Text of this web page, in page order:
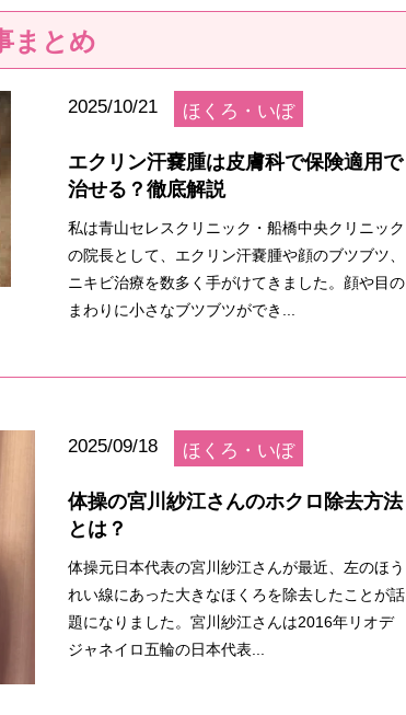
まとめ
2025/10/21 ほくろ・いぼ
エクリン汗嚢腫は皮膚科で保険適用で
治せる？徹底解説
私は青山セレスクリニック・船橋中央クリニック
の院長として、エクリン汗嚢腫や顔のブツブツ、
ニキビ治療を数多く手がけてきました。顔や目の
まわりに小さなブツブツができ...
2025/09/18 ほくろ・いぼ
体操の宮川紗江さんのホクロ除去方法
とは？
体操元日本代表の宮川紗江さんが最近、左のほう
れい線にあった大きなほくろを除去したことが話
題になりました。宮川紗江さんは2016年リオデ
ジャネイロ五輪の日本代表...